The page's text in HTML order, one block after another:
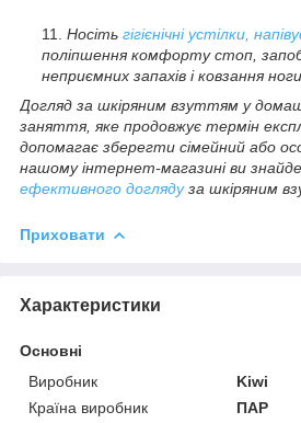
Носіть гігієнічні устілки,
поліпшення комфорту стоп,
неприємних запахів і ковзання ноги.
Догляд за шкіряним взуттям у
заняття, яке продовжує термін
допомагає зберегти сімейний або
нашому інтернет-магазині ви
ефективного доглядуза шкіряним
Приховати
Характеристики
Основні
Виробник
Kiwi
Країна виробник
ПАР